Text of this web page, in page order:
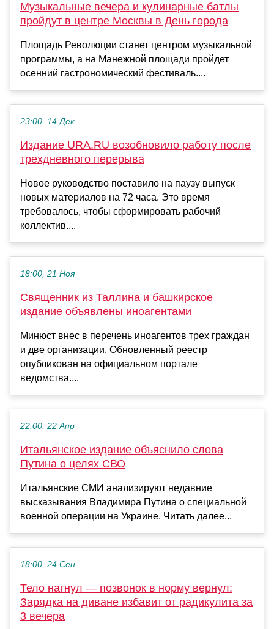
Музыкальные вечера и кулинарные батлы
пройдут в центре Москвы в День города
Площадь Революции станет центром музыкальной
программы, а на Манежной площади пройдет
осенний гастрономический фестиваль....
23:00, 14 Дек
Издание URA.RU возобновило работу после
трехдневного перерыва
Новое руководство поставило на паузу выпуск
новых материалов на 72 часа. Это время
требовалось, чтобы сформировать рабочий
коллектив....
18:00, 21 Ноя
Священник из Таллина и башкирское
издание объявлены иноагентами
Минюст внес в перечень иноагентов трех граждан
и две организации. Обновленный реестр
опубликован на официальном портале
ведомства....
22:00, 22 Апр
Итальянское издание объяснило слова
Путина о целях СВО
Итальянские СМИ анализируют недавние
высказывания Владимира Путина о специальной
военной операции на Украине. Читать далее...
18:00, 24 Сен
Тело нагнул — позвонок в норму вернул:
Зарядка на диване избавит от радикулита за
3 вечера